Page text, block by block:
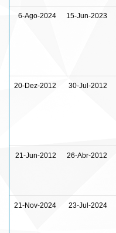
6-Ago-2024 15-Jun-2023
20-Dez-2012 30-Jul-2012
21-Jun-2012 26-Abr-2012
21-Nov-2024 23-Jul-2024